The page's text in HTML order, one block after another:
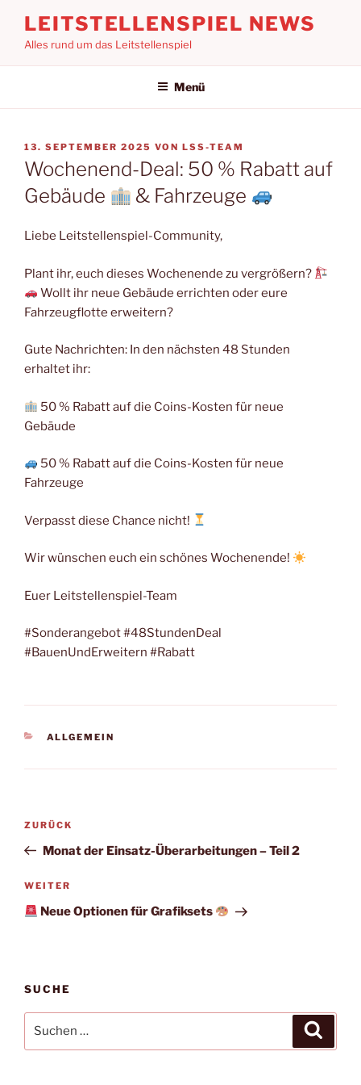
Inhalt
springen
LEITSTELLENSPIEL NEWS
Alles rund um das Leitstellenspiel
Menü
VERÖFFENTLICHT
AM
13. SEPTEMBER 2025 VON LSS-TEAM
Wochenend-Deal: 50 % Rabatt auf
Gebäude
& Fahrzeuge
Liebe Leitstellenspiel-Community,
Plant ihr, euch dieses Wochenende zu vergrößern?
Wollt ihr neue Gebäude errichten oder eure
Fahrzeugflotte erweitern?
Gute Nachrichten: In den nächsten 48 Stunden
erhaltet ihr:
50 % Rabatt auf die Coins-Kosten für neue
Gebäude
50 % Rabatt auf die Coins-Kosten für neue
Fahrzeuge
Verpasst diese Chance nicht!
Wir wünschen euch ein schönes Wochenende!
Euer Leitstellenspiel-Team
#Sonderangebot #48StundenDeal
#BauenUndErweitern #Rabatt
KATEGORIEN
ALLGEMEIN
Beitragsnavigation
Vorheriger
Beitrag
ZURÜCK
Monat der Einsatz-Überarbeitungen – Teil 2
Nächster
Beitrag
WEITER
Neue Optionen für Grafiksets
SUCHE
nach: